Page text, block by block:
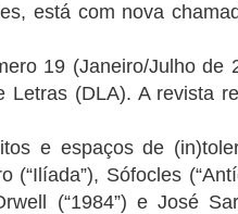
está com nova
19 (Janeiro/Julho de
Letras (DLA). A revista
e espaços de
Sófocles
(“1984”) e José